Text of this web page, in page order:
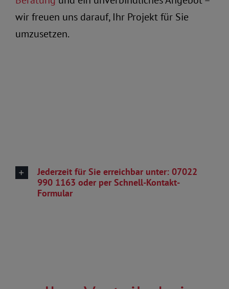
wir freuen uns darauf, Ihr Projekt für Sie
umzusetzen.
Jederzeit für Sie erreichbar unter: 07022
990 1163 oder per Schnell-Kontakt-
Formular